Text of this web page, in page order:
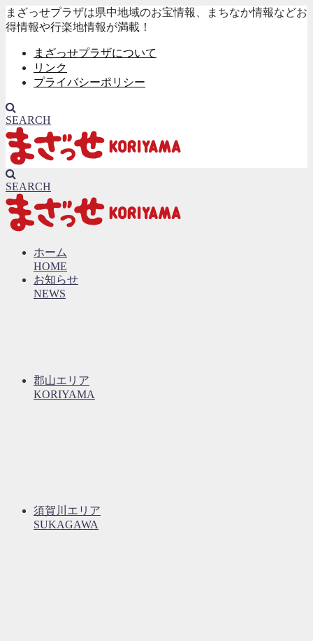
まざっせプラザは県中地域のお宝情報、まちなか情報などお
得情報や行楽地情報が満載！
まざっせプラザについて
リンク
プライバシーポリシー
SEARCH
SEARCH
ホーム
HOME
お知らせ
NEWS
郡山エリア
KORIYAMA
須賀川エリア
SUKAGAWA